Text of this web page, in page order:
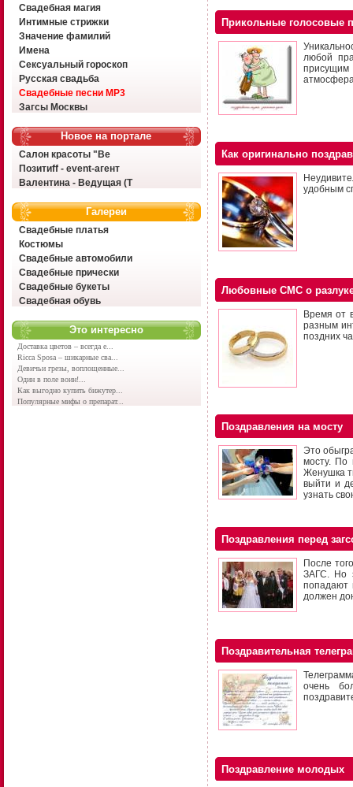
Свадебная магия
Интимные стрижки
Значение фамилий
Имена
Сексуальный гороскоп
Русская свадьба
Свадебные песни MP3
Загсы Москвы
Новое на портале
Салон красоты "Ве
Позитиff - event-агент
Валентина - Ведущая (Т
Галереи
Свадебные платья
Костюмы
Свадебные автомобили
Свадебные прически
Свадебные букеты
Свадебная обувь
Это интересно
Доставка цветов – всегда е...
Ricca Sposa – шикарные сва...
Девичьи грезы, воплощенные...
Один в поле воин!...
Как выгодно купить бижутер...
Популярные мифы о препарат...
Прикольные голосовые
любой
Как оригинально
удобным
Любовные СМС о
Время от
разным
поздних
Поздравления на мосту
Это
мосту. По
Женушка
выйти и
узнать
Поздравления перед
После
ЗАГС. Но
попадают
должен
Поздравительная
очень
Поздравление молодых